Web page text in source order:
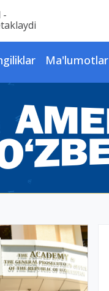
-
Ma'lumotlar